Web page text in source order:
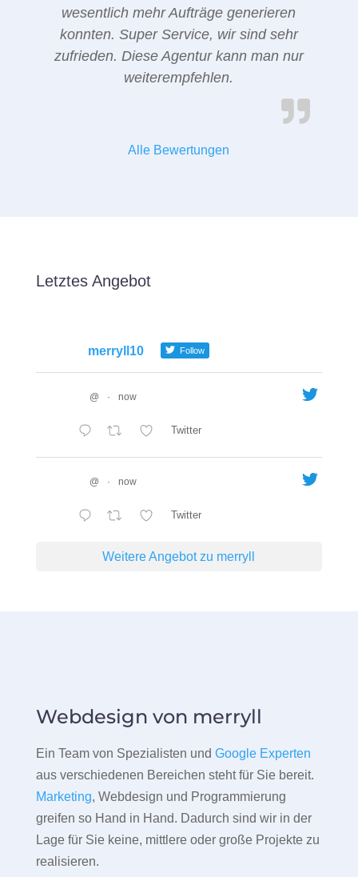
wesentlich mehr Aufträge generieren
konnten. Super Service, wir sind sehr
zufrieden. Diese Agentur kann man nur
weiterempfehlen.
Alle Bewertungen
Letztes Angebot
merryll10 Follow
@ · now
Twitter
@ · now
Twitter
Weitere Angebot zu merryll
Webdesign von merryll
Ein Team von Spezialisten und Google Experten
aus verschiedenen Bereichen steht für Sie bereit.
Marketing, Webdesign und Programmierung
greifen so Hand in Hand. Dadurch sind wir in der
Lage für Sie keine, mittlere oder große Projekte zu
realisieren.